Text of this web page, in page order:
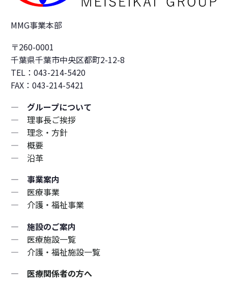
MMG事業本部
〒260-0001
千葉県千葉市中央区都町2-12-8
TEL：043-214-5420
FAX：043-214-5421
― グループについて
― 理事長ご挨拶
― 理念・方針
― 概要
― 沿革
― 事業案内
― 医療事業
― 介護・福祉事業
― 施設のご案内
― 医療施設一覧
― 介護・福祉施設一覧
― 医療関係者の方へ